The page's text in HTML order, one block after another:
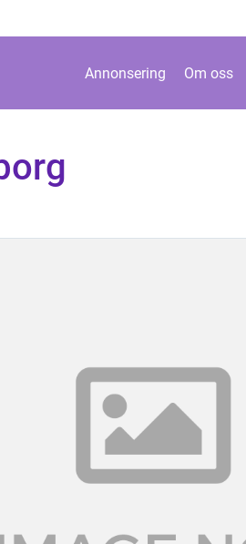
Annonsering Om oss